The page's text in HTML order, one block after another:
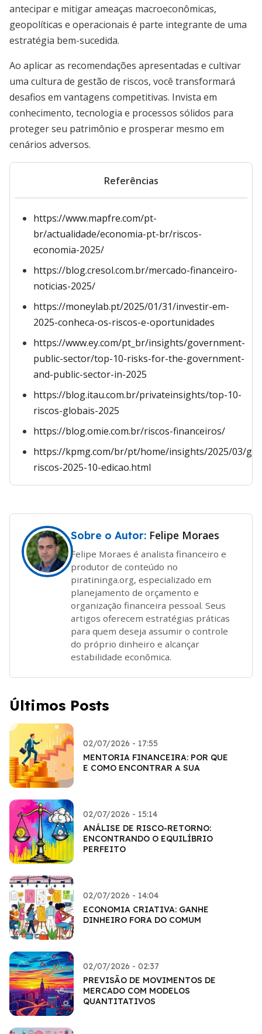
antecipar e mitigar ameaças macroeconômicas,
geopolíticas e operacionais é parte integrante de uma
estratégia bem-sucedida.
Ao aplicar as recomendações apresentadas e cultivar
uma cultura de gestão de riscos, você transformará
desafios em vantagens competitivas. Invista em
conhecimento, tecnologia e processos sólidos para
proteger seu patrimônio e prosperar mesmo em
cenários adversos.
Referências
https://www.mapfre.com/pt-
br/actualidade/economia-pt-br/riscos-
economia-2025/
https://blog.cresol.com.br/mercado-financeiro-
noticias-2025/
https://moneylab.pt/2025/01/31/investir-em-
2025-conheca-os-riscos-e-oportunidades
https://www.ey.com/pt_br/insights/government-
public-sector/top-10-risks-for-the-government-
and-public-sector-in-2025
https://blog.itau.com.br/privateinsights/top-10-
riscos-globais-2025
https://blog.omie.com.br/riscos-financeiros/
https://kpmg.com/br/pt/home/insights/2025/03/
riscos-2025-10-edicao.html
Sobre o Autor: Felipe Moraes
Felipe Moraes é analista financeiro e
produtor de conteúdo no
piratininga.org, especializado em
planejamento de orçamento e
organização financeira pessoal. Seus
artigos oferecem estratégias práticas
para quem deseja assumir o controle
do próprio dinheiro e alcançar
estabilidade econômica.
Últimos Posts
02/07/2026 - 17:55
MENTORIA FINANCEIRA: POR QUE
E COMO ENCONTRAR A SUA
02/07/2026 - 15:14
ANÁLISE DE RISCO-RETORNO:
ENCONTRANDO O EQUILÍBRIO
PERFEITO
02/07/2026 - 14:04
ECONOMIA CRIATIVA: GANHE
DINHEIRO FORA DO COMUM
02/07/2026 - 02:37
PREVISÃO DE MOVIMENTOS DE
MERCADO COM MODELOS
QUANTITATIVOS